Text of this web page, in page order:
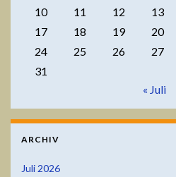
10
11 12 13
17
18 19 20
24
25 26 27
31
« Juli
ARCHIV
Juli 2026